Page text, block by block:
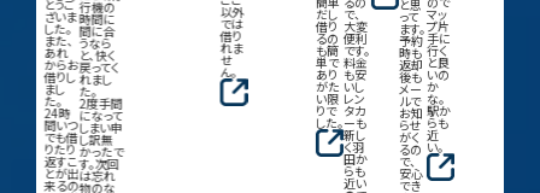
とうご
ざいま
した。
また、
あれ
からお
借りし
24時
間いつ
でも借
りたり
返すこ
とが出
来るの
行機の
時間に
間に合
うなら
と、快く
戻ってく
れまし
た。
2度手間
になって
しまい申
し訳無
かったで
す。次回
は忘れ
物のな
以外
では
借り
れま
だし
借り
るの
も簡
単で
あり
がた
い限
りで
した。
で、
大変
便利
です。
料金
も安
いし
レン
タカ
ーも
新し
く羽
田か
らも
近い
と思
って
ます。
予約
時も
返却
後も
メー
ルで
お知
らせ
がく
るの
で、
安心
でき
マッ
プ片
手に
行く
と良
いの
か
な。
駅か
らも
近
い。